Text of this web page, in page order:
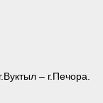
– г.Печора.